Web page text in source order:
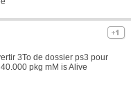
3To de dossier ps3 pour
pkg mM is Alive